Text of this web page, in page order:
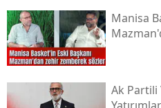
Manisa
Ak Partili